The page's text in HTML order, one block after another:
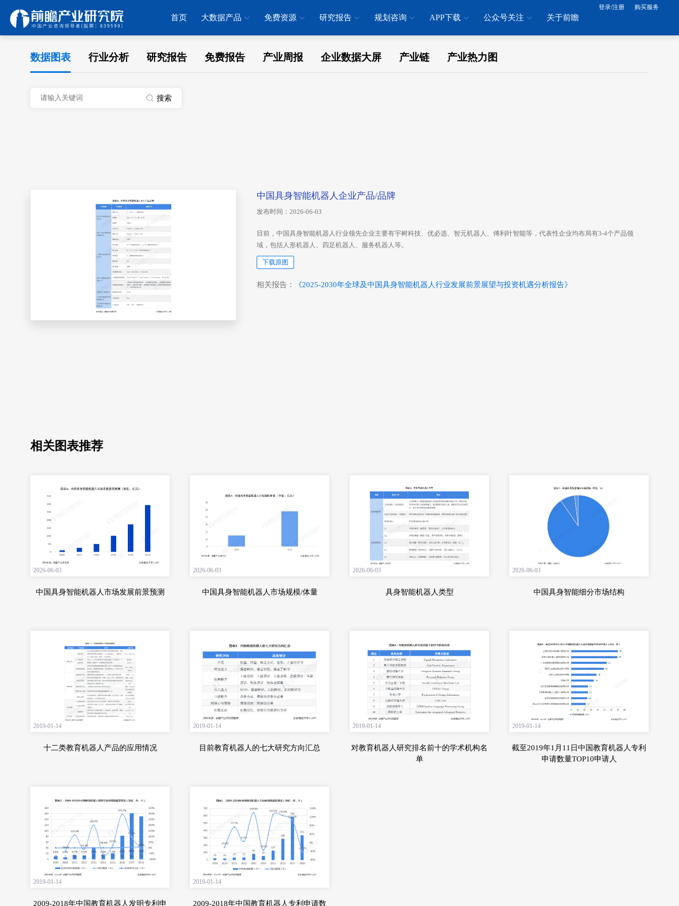
首页 大数据产品 免费资源 研究报告 规划咨询 APP下载 公众号关注 关于前瞻
登录/注册 购买服务
数据图表 行业分析 研究报告 免费报告 产业周报 企业数据大屏 产业链 产业热力图
搜索
中国具身智能机器人企业产品/品牌
发布时间：2026-06-03
目前，中国具身智能机器人行业领先企业主要有宇树科技、优必选、智元机器人、傅利叶智能等，代表性企业均布局有3-4个产品领
域，包括人形机器人、四足机器人、服务机器人等。
下载原图
相关报告： 《2025-2030年全球及中国具身智能机器人行业发展前景展望与投资机遇分析报告》
相关图表推荐
2026-06-03
中国具身智能机器人市场发展前景预测
2026-06-03
中国具身智能机器人市场规模/体量
2026-06-03
具身智能机器人类型
2026-06-03
中国具身智能细分市场结构
2019-01-14
十二类教育机器人产品的应用情况
2019-01-14
目前教育机器人的七大研究方向汇总
2019-01-14
对教育机器人研究排名前十的学术机构名
单
2019-01-14
截至2019年1月11日中国教育机器人专利
申请数量TOP10申请人
2019-01-14
2009-2018年中国教育机器人发明专利申
2019-01-14
2009-2018年中国教育机器人专利申请数